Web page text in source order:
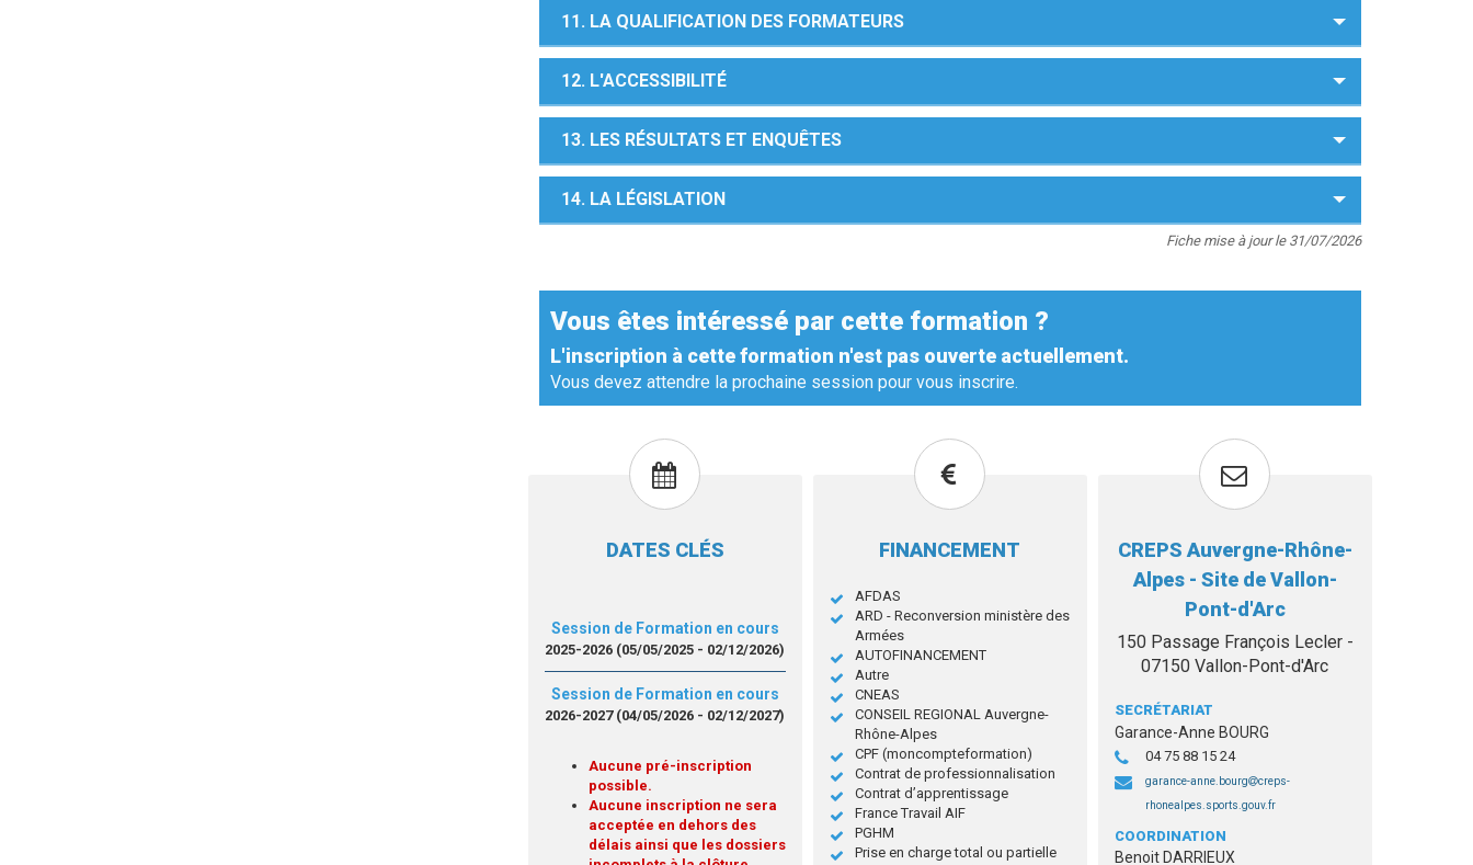
11. LA QUALIFICATION DES FORMATEURS
12. L'ACCESSIBILITÉ
13. LES RÉSULTATS ET ENQUÊTES
14. LA LÉGISLATION
Fiche mise à jour le 31/07/2026
Vous êtes intéressé par cette formation ?
L'inscription à cette formation n'est pas ouverte actuellement.
Vous devez attendre la prochaine session pour vous inscrire.
DATES CLÉS
Session de Formation en cours
2025-2026 (05/05/2025 - 02/12/2026)
Session de Formation en cours
2026-2027 (04/05/2026 - 02/12/2027)
Aucune pré-inscription
possible.
Aucune inscription ne sera
acceptée en dehors des
délais ainsi que les dossiers
FINANCEMENT
AFDAS
ARD - Reconversion ministère des
Armées
AUTOFINANCEMENT
Autre
CNEAS
CONSEIL REGIONAL Auvergne-
Rhône-Alpes
CPF (moncompteformation)
Contrat de professionnalisation
Contrat d’apprentissage
France Travail AIF
PGHM
Prise en charge total ou partielle
CREPS Auvergne-Rhône-
Alpes - Site de Vallon-
Pont-d'Arc
150 Passage François Lecler -
07150 Vallon-Pont-d'Arc
SECRÉTARIAT
Garance-Anne BOURG
04 75 88 15 24
garance-anne.bourg
creps-
rhonealpes.sports.gouv.fr
COORDINATION
Benoit DARRIEUX